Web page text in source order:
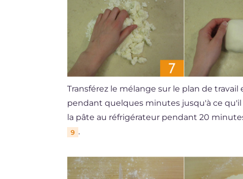
Transférez le mélange sur le plan de
pendant quelques minutes jusqu'à ce
la pâte au réfrigérateur pendant 20
9 .